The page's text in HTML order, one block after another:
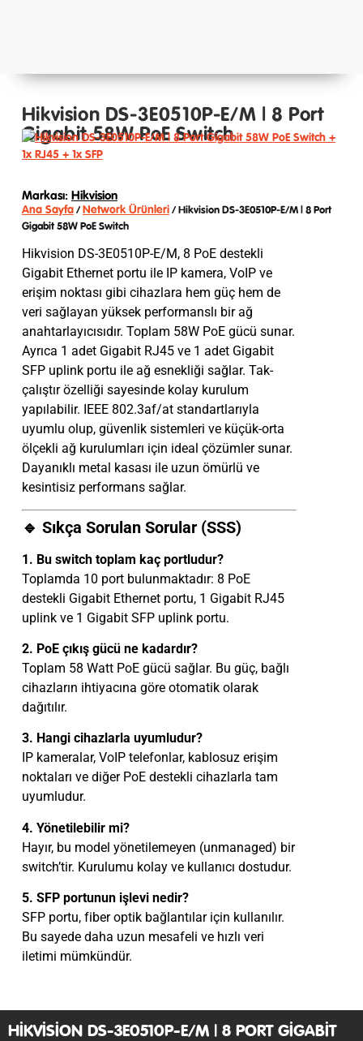
Hikvision DS-3E0510P-E/M | 8 Port
Gigabit 58W PoE Switch
Markası: Hikvision
Ana Sayfa/Network Ürünleri/ Hikvision DS-3E0510P-E/M | 8 Port
Gigabit 58W PoE Switch
Hikvision DS-3E0510P-E/M, 8 PoE destekli
Gigabit Ethernet portu ile IP kamera, VoIP ve
erişim noktası gibi cihazlara hem güç hem de
veri sağlayan yüksek performanslı bir ağ
anahtarlayıcısıdır. Toplam 58W PoE gücü sunar.
Ayrıca 1 adet Gigabit RJ45 ve 1 adet Gigabit
SFP uplink portu ile ağ esnekliği sağlar. Tak-
çalıştır özelliği sayesinde kolay kurulum
yapılabilir. IEEE 802.3af/at standartlarıyla
uyumlu olup, güvenlik sistemleri ve küçük-orta
ölçekli ağ kurulumları için ideal çözümler sunar.
Dayanıklı metal kasası ile uzun ömürlü ve
kesintisiz performans sağlar.
🔹 Sıkça Sorulan Sorular (SSS)
1. Bu switch toplam kaç portludur?
Toplamda 10 port bulunmaktadır: 8 PoE
destekli Gigabit Ethernet portu, 1 Gigabit RJ45
uplink ve 1 Gigabit SFP uplink portu.
2. PoE çıkış gücü ne kadardır?
Toplam 58 Watt PoE gücü sağlar. Bu güç, bağlı
cihazların ihtiyacına göre otomatik olarak
dağıtılır.
3. Hangi cihazlarla uyumludur?
IP kameralar, VoIP telefonlar, kablosuz erişim
noktaları ve diğer PoE destekli cihazlarla tam
uyumludur.
4. Yönetilebilir mi?
Hayır, bu model yönetilemeyen (unmanaged) bir
switch’tir. Kurulumu kolay ve kullanıcı dostudur.
5. SFP portunun işlevi nedir?
SFP portu, fiber optik bağlantılar için kullanılır.
Bu sayede daha uzun mesafeli ve hızlı veri
iletimi mümkündür.
HIKVISION DS-3E0510P-E/M | 8 PORT GIGABIT